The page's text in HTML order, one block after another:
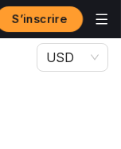
S’inscrire
USD